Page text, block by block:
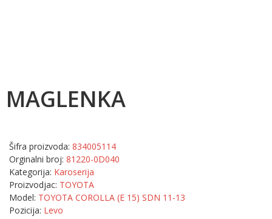
MAGLENKA
Šifra proizvoda: 834005114
Orginalni broj: 81220-0D040
Kategorija: Karoserija
Proizvodjac: TOYOTA
Model: TOYOTA COROLLA (E 15) SDN 11-13
Pozicija: Levo